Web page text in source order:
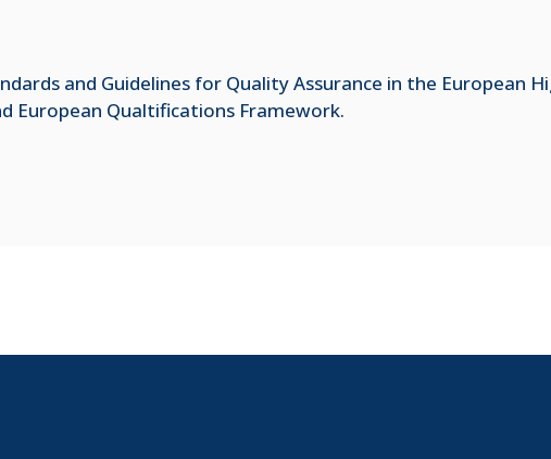
and Guidelines for Quality Assurance in the European
European Qualtifications Framework.